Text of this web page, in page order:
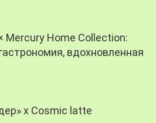
Mercury Home Collection:
вдохновленная
х Cosmic latte